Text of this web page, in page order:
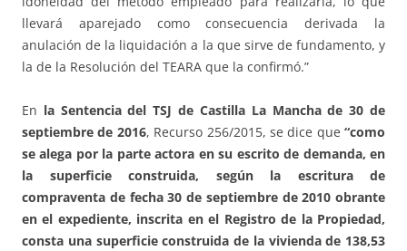
llevará aparejado como consecuencia derivada la
anulación de la liquidación a la que sirve de fundamento, y
la de la Resolución del TEARA que la confirmó.”
En la Sentencia del TSJ de Castilla La Mancha de 30 de
septiembre de 2016, Recurso 256/2015, se dice que “como
se alega por la parte actora en su escrito de demanda, en
la superficie construida, según la escritura de
compraventa de fecha 30 de septiembre de 2010 obrante
en el expediente, inscrita en el Registro de la Propiedad,
consta una superficie construida de la vivienda de 138,53